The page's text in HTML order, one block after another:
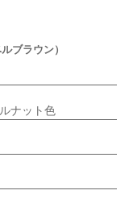
ブラウン）
ナット色